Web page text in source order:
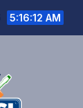
5:16:12 AM